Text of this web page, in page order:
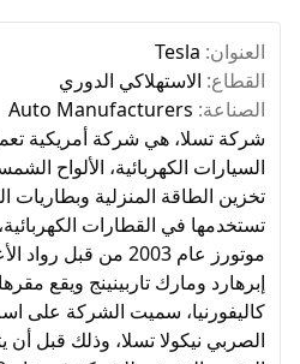
العنوان: Tesla
القطاع: الاستهلاكي الدوري
الصناعة: Auto Manufacturers
شركة تسلا، هي شركة أمريكية
السيارات الكهربائية، الألواح
تخزين الطاقة المنزلية وبطاريات
تستخدمها في القطارات
موتورز عام 2003 من
إبرهارد ومارك تاربينينج ويقع
كاليفورنيا، سميت الشركة على
الصربي نيكولا تسلا، وذلك قبل